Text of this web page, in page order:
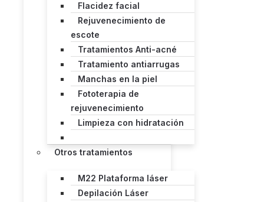
Flacidez facial
Rejuvenecimiento de
escote
Tratamientos Anti-acné
Tratamiento antiarrugas
Manchas en la piel
Fototerapia de
rejuvenecimiento
Limpieza con hidratación
Otros tratamientos
M22 Plataforma láser
Depilación Láser